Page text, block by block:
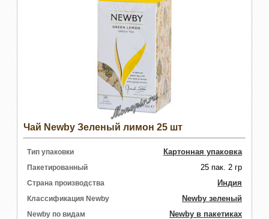
Чай Newby Зеленый лимон 25 шт
Тип упаковки Картонная упаковка
Пакетированный 25 пак. 2 гр
Страна производства Индия
Классификация Newby Newby зеленый
Newby по видам Newby в пакетиках